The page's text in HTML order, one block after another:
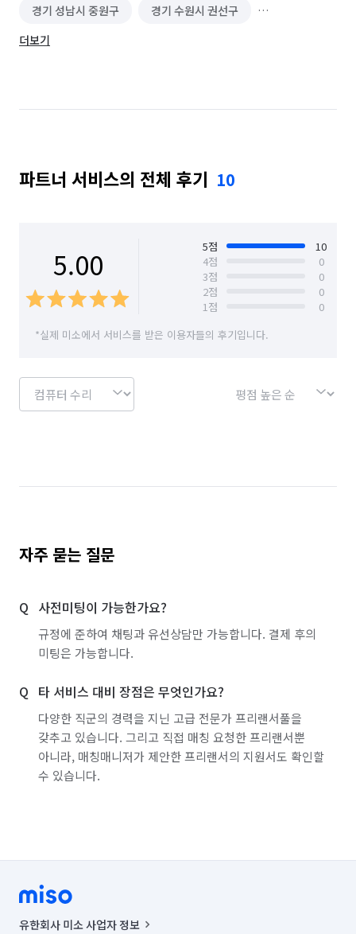
있습니다.(간단한것은 그냥 봐드립니다)
- 조립 요청시 기본 윈도우 설치 및 하드웨어 간단 점검
오래 걸리고 현장에서 고객도 저도 놓쳐서 서로 불편하게 되는
#Tip(좀더 저렴하게 하는 방법)
- 고수와 이야기할때 고수에게 조치사항 물어보세요, 전화로
해결되는 케이스가 많아요, 저도 가급적 전화로 해결될 경우
수수료 쓰더라도 그냥 해드리는데, 어떤 분들은 이것저것 제가
물어보는걸 귀찮아 하셔서 ;; 더 못물어보고 방문하여 어이없게
- 부품은 직접 구매 후 요청하면 기사들 부품마진이 빠지기에 좀더
- 출장보다 인근 매장이 있다면 전화로 2~3군데 연락하고
방문해보세요(출장비 빠짐)
금액 확보 된다면 더 많이 받지 않는 양심적인 기사 분들도 있으니
참고로 저는 가지고 오는거야 시간만 맞으면 1~2만원에
봐드리지만
최소 출장시 4만원 정도는 확보하는 편입니다 :D
참고로 견적 조회만으로도 기사들은 1~3천원 정도 수수료
연결은 2~3건인 관계로 실질적으로 4만원 청구하더라도 차량
유지비, 기름값, 톨비 등등 제가 가져가는 금액은 2~3만원 인점
참고 부탁드려요
경기 성남시 중원구 경기 수원시 권선구
경기 수원시 영통구
경기 안산시 단원구 경기 안산시 상록구
경기 오산시 경기 용인시 기흥구
경기 화성시
서울 강남구 서울 강서구
서울 광진구 서울 구로구 서울 금천구
서울 동작구 서울 서초구 서울 성동구
서울 송파구 서울 양천구
경기 부천시 소사구
더보기
파트너 서비스의 전체 후기 10
5.00 5점
10
4점
0
3점
0
2점
0
1점
0
*실제 미소에서 서비스를 받은 이용자들의 후기입니다.
자주 묻는 질문
사전미팅이 가능한가요?
규정에 준하여 채팅과 유선상담만 가능합니다. 결제 후의
미팅은 가능합니다.
타 서비스 대비 장점은 무엇인가요?
다양한 직군의 경력을 지닌 고급 전문가 프리랜서풀을
갖추고 있습니다. 그리고 직접 매칭 요청한 프리랜서뿐
아니라, 매칭매니저가 제안한 프리랜서의 지원서도 확인할
수 있습니다.
유한회사 미소 사업자 정보